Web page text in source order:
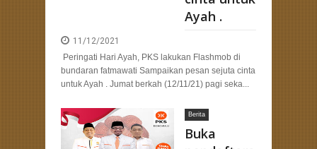
Ayah .
11/12/2021
Peringati Hari Ayah, PKS lakukan Flashmob di
bundaran fatmawati Sampaikan pesan sejuta cinta
untuk Ayah . Jumat berkah (12/11/21) pagi seka...
Berita
Buka